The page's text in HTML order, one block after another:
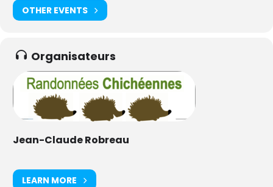
OTHER EVENTS
Organisateurs
Jean-Claude Robreau
LEARN MORE